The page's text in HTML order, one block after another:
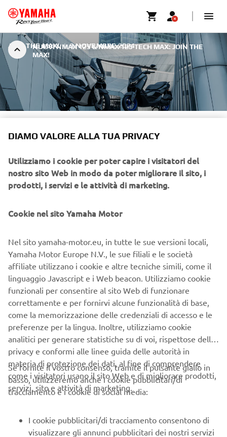
NUOVI NMAX 125 & NMAX 125 TECH MAX: JOIN THE
MAX!
JOIN THE MAX! | 3 NOVEMBRE 2024
NUOVI NMAX 125 TECH MAX E
Per il 2025 la gamma di scooter sportivi leader di mercato
Yamaha riceve una spinta significativa con l'aggiunta di
caratterizzati da una forte attenzione allo stile sportivo
due nuovi pesi leggeri proiettano un look MAX
immediatamente riconoscibile.
Tempo di lettura
NUOVO NMAX 125
DIAMO VALORE ALLA TUA PRIVACY
Utilizziamo i cookie per poter capire i visitatori del
nostro sito Web in modo da poter migliorare il sito, i
prodotti, i servizi e le attività di marketing.
Cookie nel sito Yamaha Motor
Nel sito yamaha-motor.eu, in tutte le sue versioni locali,
Yamaha Motor Europe N.V., le sue filiali e le società
affiliate utilizzano i cookie e altre tecniche simili, come il
linguaggio Javascript e i Web beacon. Utilizziamo cookie
funzionali per consentire al sito Web di funzionare
correttamente e per fornirvi alcune funzionalità di base,
come la memorizzazione delle credenziali di accesso e le
preferenze per la lingua. Inoltre, utilizziamo cookie
analitici per generare statistiche su di voi, rispettose della
privacy e conformi alle linee guida delle autorità in
materia di protezione dei dati, al fine di comprendere
come i visitatori usano il sito Web e di migliorare prodotti,
servizi, sito e attività di marketing.
Se fornite il vostro consenso, tramite il pulsante giallo in
basso, utilizzeremo anche i cookie pubblicitari/di
tracciamento e i cookie di social media:
I cookie pubblicitari/di tracciamento consentono di
visualizzare gli annunci pubblicitari dei nostri servizi